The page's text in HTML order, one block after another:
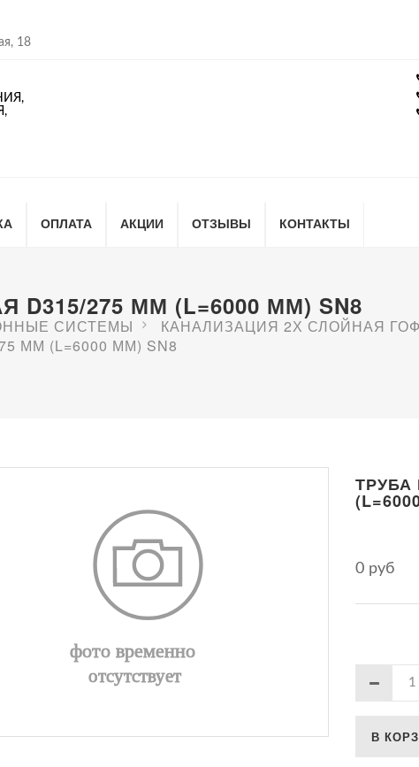
18
ОПЛАТА АКЦИИ ОТЗЫВЫ КОНТАКТЫ
275 ММ (L=6000 ММ) SN8
СИСТЕМЫ
КАНАЛИЗАЦИЯ 2Х СЛОЙНАЯ
ММ (L=6000 ММ) SN8
ТРУБА
0 руб
В